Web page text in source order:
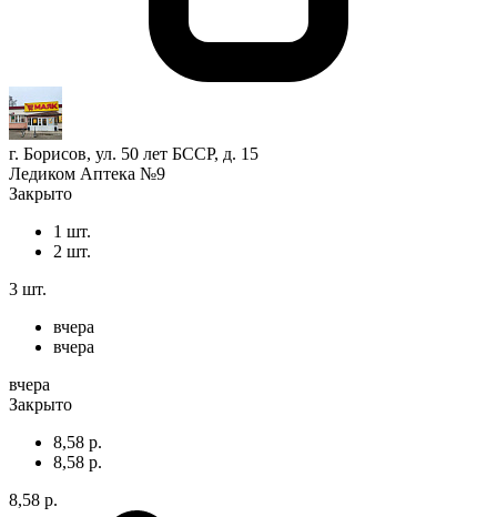
г. Борисов, ул. 50 лет БССР, д. 15
Ледиком Аптека №9
Закрыто
1 шт.
2 шт.
3 шт.
вчера
вчера
вчера
Закрыто
8,58 р.
8,58 р.
8,58 р.